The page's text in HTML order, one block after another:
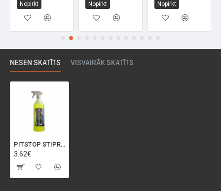
Nopirkt Nopirkt Nopirkt
NESEN SKATĪTS VISVAIRĀK SKATĪTS
PITSTOP STIPRAS IEDARBĪBAS TĪRĪŠANAS LĪDZ. AUTO VIRSBŪVEI 1L
3.62€